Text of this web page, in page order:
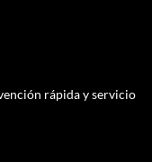
rápida y servicio